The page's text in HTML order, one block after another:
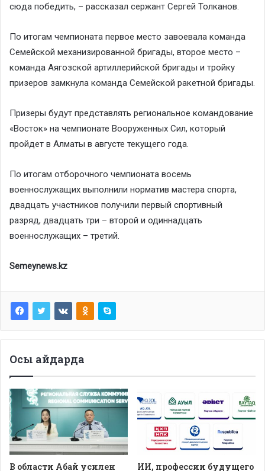
сюда победить, – рассказал сержант Сергей Толканов.
По итогам чемпионата первое место завоевала команда
Семейской механизированной бригады, второе место –
команда Аягозской артиллерийской бригады и тройку
призеров замкнула команда Семейской ракетной бригады.
Призеры будут представлять региональное командование
«Восток» на чемпионате Вооруженных Сил, который
пройдет в Алматы в августе текущего года.
По итогам отборочного чемпионата восемь
военнослужащих выполнили норматив мастера спорта,
двадцать участников получили первый спортивный
разряд, двадцать три – второй и одиннадцать
военнослужащих – третий.
Semeynews.kz
Осы айдарда
В области Абай усилен ИИ, профессии будущего